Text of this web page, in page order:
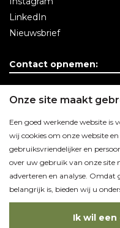
Onze site maakt
Een goed werkende website is
wij cookies om onze website
gebruiksvriendelijker en
over uw gebruik van onze site
adverteren en analyse.
belangrijk is, bieden wij u
Ik wil
LinkedIn
Nieuwsbrief
Contact opnemen: